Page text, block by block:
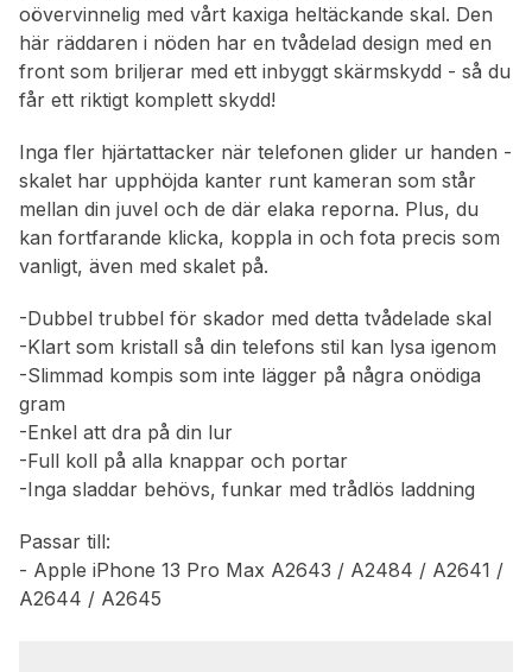
oövervinnelig med vårt kaxiga heltäckande skal. Den
här räddaren i nöden har en tvådelad design med en
front som briljerar med ett inbyggt skärmskydd - så du
får ett riktigt komplett skydd!
Inga fler hjärtattacker när telefonen glider ur handen -
skalet har upphöjda kanter runt kameran som står
mellan din juvel och de där elaka reporna. Plus, du
kan fortfarande klicka, koppla in och fota precis som
vanligt, även med skalet på.
-Dubbel trubbel för skador med detta tvådelade skal
-Klart som kristall så din telefons stil kan lysa igenom
-Slimmad kompis som inte lägger på några onödiga
gram
-Enkel att dra på din lur
-Full koll på alla knappar och portar
-Inga sladdar behövs, funkar med trådlös laddning
Passar till:
- Apple iPhone 13 Pro Max A2643 / A2484 / A2641 /
A2644 / A2645